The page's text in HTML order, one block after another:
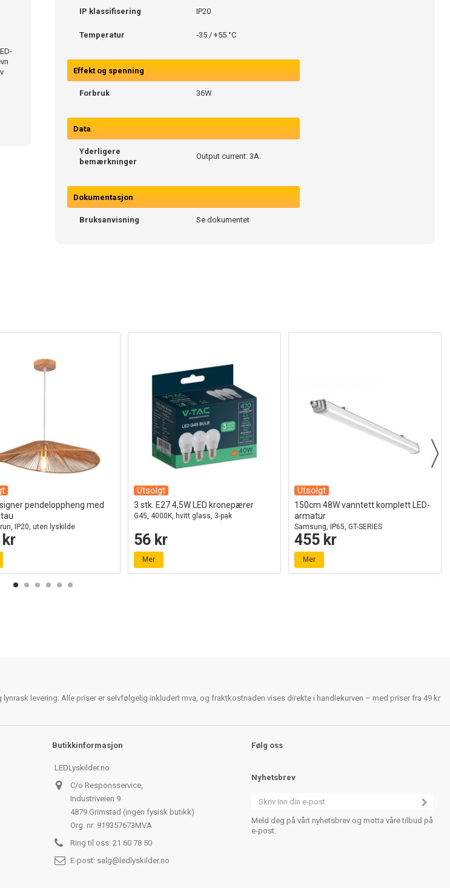
IP klassifisering IP20
Temperatur -35 / +55 °C
Effekt og spenning
Forbruk 36W
Data
Yderligere
bemærkninger
Output current: 3A.
Dokumentasjon
Bruksanvisning Se dokumentet
pendeloppheng med
IP20, uten lyskilde
kr
Utsolgt
3 stk. E27 4,5W LED kronepærer
G45, 4000K, hvitt glass, 3-pak
56 kr
Mer
Utsolgt
150cm 48W vanntett komplett LED-
armatur
Samsung, IP65, GT-SERIES
455 kr
Mer
levering. Alle priser er selvfølgelig inkludert mva, og fraktkostnaden vises direkte i handlekurven – med priser fra 49 kr
Butikkinformasjon
LEDLyskilder.no
C/o Responsservice,
Industriveien 9
4879 Grimstad (ingen fysisk butikk)
Org. nr: 919357673MVA
Ring til oss: 21 60 78 50
E-post: salg@ledlyskilder.no
Følg oss
Nyhetsbrev
Meld deg på vårt nyhetsbrev og motta våre tilbud på
e-post.